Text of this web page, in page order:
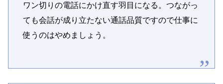
ワン切りの電話にかけ直す羽目になる。つながっ
ても会話が成り立たない通話品質ですので仕事に
使うのはやめましょう。